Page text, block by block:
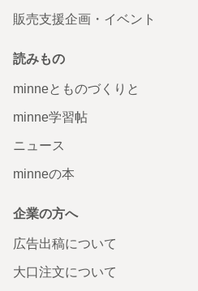
販売支援企画・イベント
読みもの
minneとものづくりと
minne学習帖
ニュース
minneの本
企業の方へ
広告出稿について
大口注文について